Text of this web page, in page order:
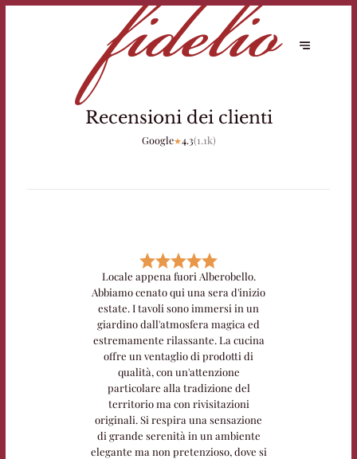
Recensioni dei clienti
Google★4.3(1.1k)
Locale appena fuori Alberobello.
Abbiamo cenato qui una sera d'inizio
estate. I tavoli sono immersi in un
giardino dall'atmosfera magica ed
estremamente rilassante. La cucina
offre un ventaglio di prodotti di
qualità, con un'attenzione
particolare alla tradizione del
territorio ma con rivisitazioni
originali. Si respira una sensazione
di grande serenità in un ambiente
elegante ma non pretenzioso, dove si